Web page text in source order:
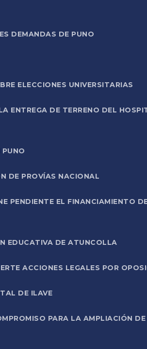
DEMANDAS DE PUNO
ELECCIONES UNIVERSITARIAS
ENTREGA DE TERRENO DEL
PUNO
DE PROVÍAS NACIONAL
PENDIENTE EL FINANCIAMIENTO
EDUCATIVA DE ATUNCOLLA
ACCIONES LEGALES POR
DE ILAVE
PARA LA AMPLIACIÓN